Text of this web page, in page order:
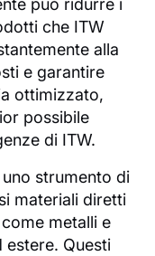
può ridurre i
che ITW
alla
e garantire
ottimizzato,
possibile
di ITW.
strumento di
materiali diretti
metalli e
estere. Questi